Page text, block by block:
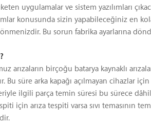
uygulamalar ve sistem yazılımları
konusunda sizin yapabileceğiniz en
Bu sorun fabrika ayarlarına
arızaların birçoğu batarya kaynaklı
Bu süre arka kapağı açılmayan cihazlar
ilgili parça temin süresi bu sürece
için arıza tespiti varsa sıvı temasının